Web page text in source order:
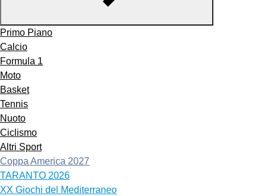
Primo Piano
Calcio
Formula 1
Moto
Basket
Tennis
Nuoto
Ciclismo
Altri Sport
Coppa America 2027
TARANTO 2026
XX Giochi del Mediterraneo